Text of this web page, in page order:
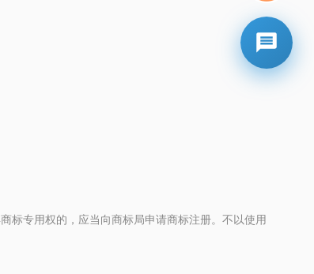
专用权的，应当向商标局申请商标注册。不以使用